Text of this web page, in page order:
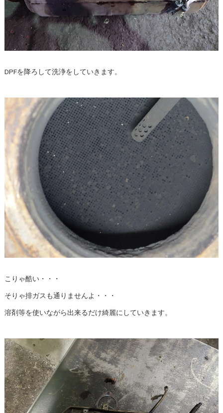
DPFを降ろして洗浄をしていきます。
こりゃ酷い・・・
そりゃ排ガスも通りませんよ・・・
溶剤等を使いながら出来るだけ綺麗にしていきます。